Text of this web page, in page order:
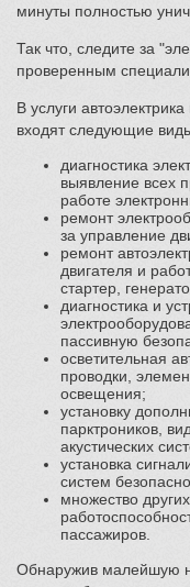
минуты полностью
Так что, следите за
проверенным
В услуги
входят следующие
диагностика
выявление всех
работе
ремонт
за управление
ремонт
двигателя и
стартер,
диагностика и
пассивную
осветительная
проводки,
освещения;
установку
парктроников,
акустических
установка
систем
множество
пассажиров.
Обнаружив малейшую